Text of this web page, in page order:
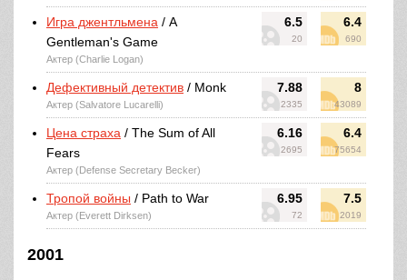
6.5
20
6.4
690
Игра джентльмена / A
Gentleman's Game
Актер (Charlie Logan)
7.88
2335
8
43089
Дефективный детектив / Monk
Актер (Salvatore Lucarelli)
6.16
2695
6.4
75654
Цена страха / The Sum of All
Fears
Актер (Defense Secretary Becker)
6.95
72
7.5
2019
Тропой войны / Path to War
Актер (Everett Dirksen)
2001